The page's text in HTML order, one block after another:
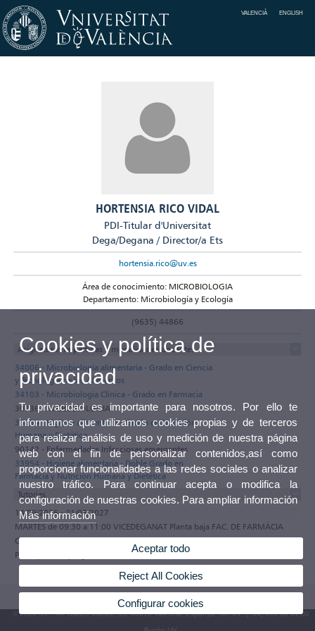
VALENCIÀ ENGLISH
HORTENSIA RICO VIDAL
PDI-Titular d'Universitat
Dega/Degana / Director/a Ets
hortensia.rico@uv.es
Área de conocimiento: MICROBIOLOGIA
Departamento: Microbiología y Ecología
(9635) 44866
Asignaturas impartidas y modalidades docentes
34006 - Microbiología alimentaria - Grado en Ciencia
y Tecnología de los Alimentos
34103 - Microbiología Clínica - Grado en Farmacia
30736 - MICROBIOLOGIA
33954 - Higiene alimentaria - Grado en Nutrición
Humana y Dietética
90142 - Enfermedades Infecciosas emergentes
33954 - Higiene alimentaria - Doble Grado en
Farmacia y Nutrición Humana y Dietética
Tutorías
14/09/2026 - 21/05/2027
MARTES de 09:30 a 11:00 VICEDEGANAT Planta baja FAC. DE FARMÀCIA
Observaciones
Participa en el programa de tutorías electrónicas de la Universitat de València
© 2026 UV. - Av. Blasco Ibáñez, 13. 46010 València. Espanya. Tel. UV: (+34) 963 86 41 00
Cookies y política de
privacidad
Tu privacidad es importante para nosotros. Por ello te
informamos que utilizamos cookies propias y de terceros
para realizar análisis de uso y medición de nuestra página
web con el fin de personalizar contenidos,así como
proporcionar funcionalidades a las redes sociales o analizar
nuestro tráfico. Para continuar acepta o modifica la
configuración de nuestras cookies. Para ampliar información
Más información
Aceptar todo
Reject All Cookies
Configurar cookies